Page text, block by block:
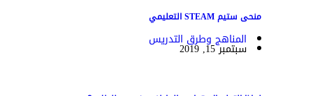
منحى ستيم STEAM التعليمي
المناهج وطرق التدريس
سبتمبر 15, 2019